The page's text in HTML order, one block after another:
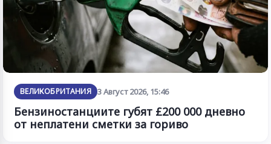
ВЕЛИКОБРИТАНИЯ 3 Август 2026, 15:46
Бензиностанциите губят £200 000 дневно
от неплатени сметки за гориво